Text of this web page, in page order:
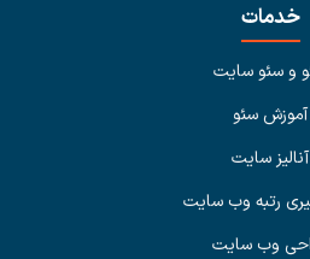
خدمات
و سئو سایت
آموزش سئو
آنالیز سایت
رتبه وب سایت
وب سایت